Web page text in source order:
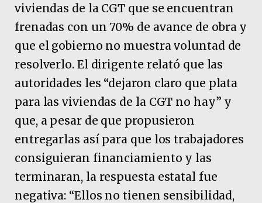
viviendas de la CGT que se encuentran
frenadas con un 70% de avance de obra y
que el gobierno no muestra voluntad de
resolverlo. El dirigente relató que las
autoridades les “dejaron claro que plata
para las viviendas de la CGT no hay” y
que, a pesar de que propusieron
entregarlas así para que los trabajadores
consiguieran financiamiento y las
terminaran, la respuesta estatal fue
negativa: “Ellos no tienen sensibilidad,